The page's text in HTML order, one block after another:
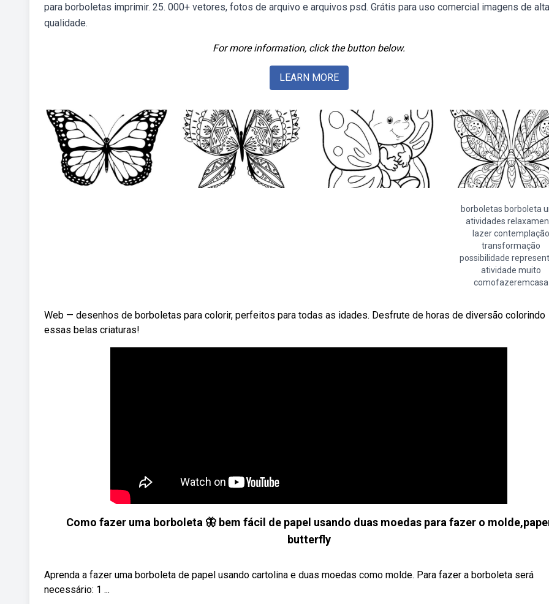
para borboletas imprimir. 25. 000+ vetores, fotos de arquivo e arquivos psd. Grátis para uso comercial imagens de alta
qualidade.
For more information, click the button below.
LEARN MORE
borboletas borboleta
atividades
lazer contemplação
transformação
possibilidade
atividade muito
comofazeremcasa
Web — desenhos de borboletas para colorir, perfeitos para todas as idades. Desfrute de horas de diversão colorindo
essas belas criaturas!
Como fazer uma borboleta 🦋 bem fácil de papel usando duas moedas para fazer o
butterfly
Aprenda a fazer uma borboleta de papel usando cartolina e duas moedas como molde. Para fazer a borboleta será
necessário: 1 ...